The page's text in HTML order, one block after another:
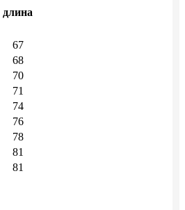
длина
67
68
70
71
74
76
78
81
81